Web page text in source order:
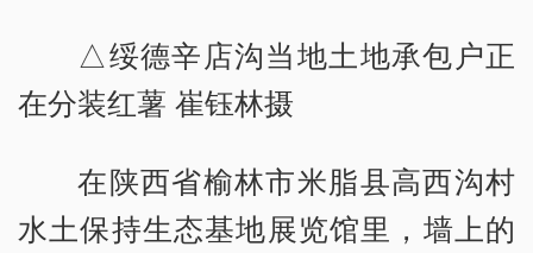
△绥德辛店沟当地土地承包户正
在分装红薯 崔钰林摄
在陕西省榆林市米脂县高西沟村
水土保持生态基地展览馆里，墙上的